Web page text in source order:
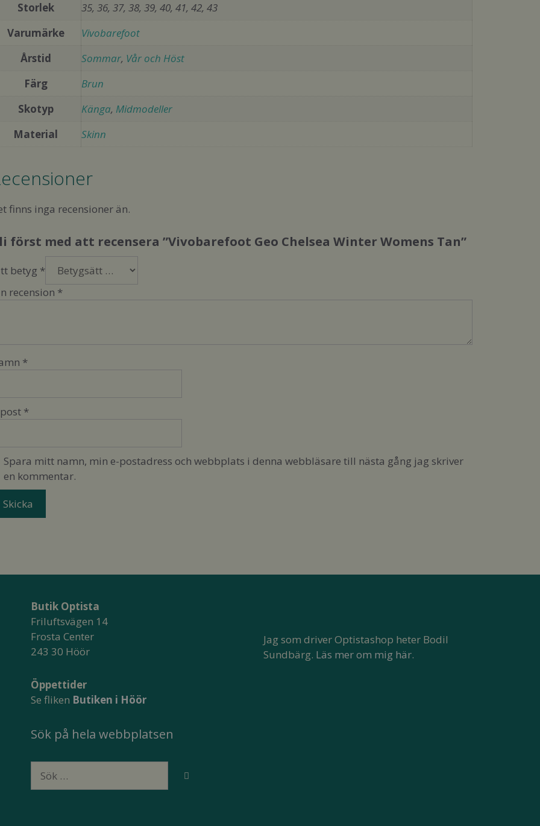
Storlek
35, 36, 37, 38, 39, 40, 41, 42, 43
Varumärke
Vivobarefoot
Årstid
Sommar, Vår och Höst
Färg
Brun
Skotyp
Känga, Midmodeller
Material
Skinn
finns inga recensioner än.
först med att recensera ”Vivobarefoot Geo Chelsea Winter Womens Tan”
betyg *
recension *
*
*
Spara mitt namn, min e-postadress och webbplats i denna webbläsare till nästa gång jag skriver
en kommentar.
Butik Optista
Friluftsvägen 14
Frosta Center
243 30 Höör
Öppettider
Se fliken Butiken i Höör
Sök på hela webbplatsen
efter:
Jag som driver Optistashop heter Bodil
Sundbärg. Läs mer om mig här.